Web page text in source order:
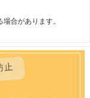
合があります。